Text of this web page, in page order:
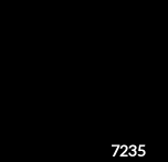
7235